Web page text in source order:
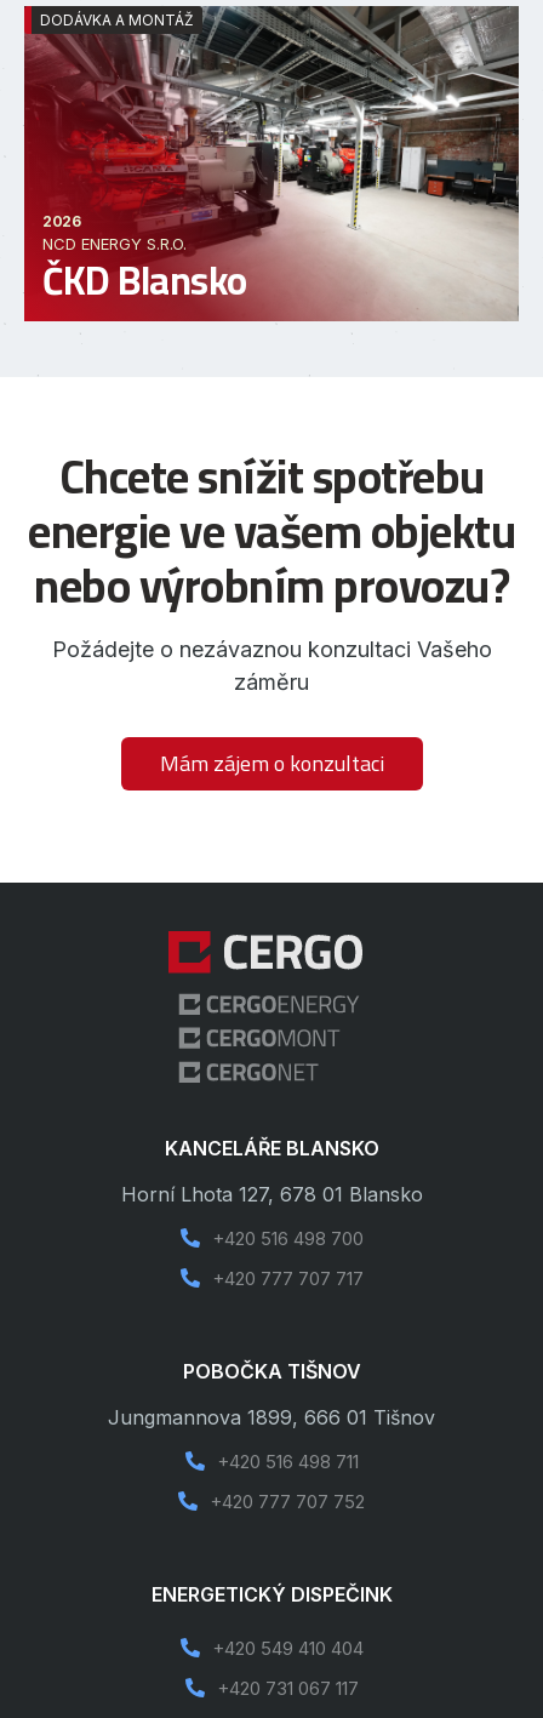
DODÁVKA A MONTÁŽ
2026
NCD ENERGY S.R.O.
ČKD Blansko
Chcete snížit spotřebu
energie ve vašem objektu
nebo výrobním provozu?
Požádejte o nezávaznou konzultaci Vašeho
záměru
Mám zájem o konzultaci
KANCELÁŘE BLANSKO
Horní Lhota 127, 678 01 Blansko
 +420 516 498 700
 +420 777 707 717
POBOČKA TIŠNOV
Jungmannova 1899, 666 01 Tišnov
 +420 516 498 711
 +420 777 707 752
ENERGETICKÝ DISPEČINK
 +420 549 410 404

+420 731 067 117